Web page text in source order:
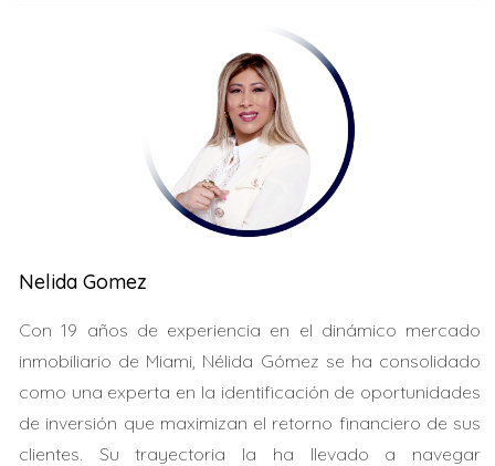
CONOCE TUS OPCIONES
"Conocer la ley SIRS te ayuda a evitar gastos sorpresa y
¿Sabes si la propiedad que quieres cumple con estas
Riesgos de vicios ocultos en Miami
Filtraciones y daños estructurales.
Sistemas eléctricos y de plomería obsoletos.
Problemas con el sistema de aire acondicionado o
Nelida Gomez
Con 19 años de experiencia en el dinámico mercado
inmobiliario de Miami, Nélida Gómez se ha consolidado
como una experta en la identificación de oportunidades
de inversión que maximizan el retorno financiero de sus
clientes. Su trayectoria la ha llevado a navegar